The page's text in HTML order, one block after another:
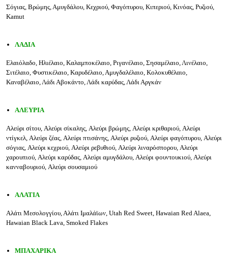
Σόγιας, Βρώμης, Αμυγδάλου, Κεχριού, Φαγόπυρου, Κιπεριού, Κινόας, Ρυζιού,
Kamut
ΛΑΔΙA
Ελαιόλαδο, Ηλιέλαιο, Καλαμποκέλαιο, Ριγανέλαιο, Σησαμέλαιο, Λινέλαιο,
Σιτέλαιο, Φυστικέλαιο, Καρυδέλαιο, Αμυγδαλέλαιο, Κολοκυθέλαιο,
Καναβέλαιο, Λάδι Αβοκάντο, Λάδι καρύδας, Λάδι Αργκάν
ΑΛΕΥΡΙΑ
Αλεύρι σίτου Αλεύρι σίκαλης Αλεύρι βρώμης Αλεύρι κριθαριού Αλεύρι
ντίγκελ Αλεύρι ζέας Αλεύρι πτισάνης Αλεύρι ρυζιού Αλεύρι φαγόπυρου Αλεύρι
σόγιας Αλεύρι κεχριού Αλεύρι ρεβυθιού Αλεύρι λιναρόσπορου Αλεύρι
χαρουπιού Αλεύρι καρύδας Αλεύρι αμυγδάλου Αλεύρι φουντουκιού Αλεύρι
κανναβουριού Αλεύρι σουσαμιού
ΑΛΑΤΙΑ
Αλάτι Μεσολογγίου, Αλάτι Ιμαλάϊων, Utah Red Sweet, Hawaian Red Alaea,
Hawaian Black Lava, Smoked Flakes
ΜΠΑΧΑΡΙΚΑ